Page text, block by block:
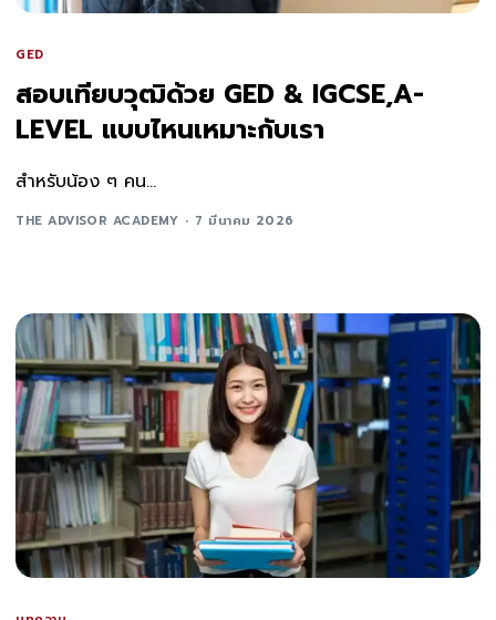
GED
สอบเทียบวุฒิด้วย GED & IGCSE,A-
LEVEL แบบไหนเหมาะกับเรา
สำหรับน้อง ๆ คน...
THE ADVISOR ACADEMY 7 มีนาคม 2026